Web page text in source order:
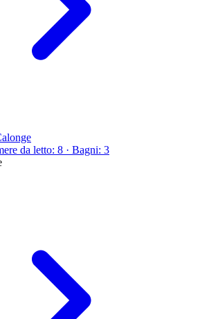
da letto: 8 · Bagni: 3